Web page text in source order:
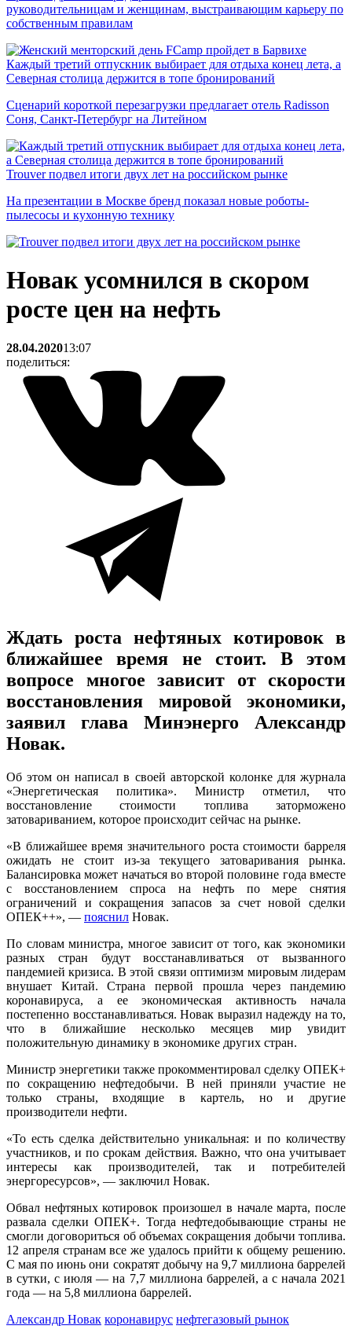
руководительницам и женщинам, выстраивающим карьеру по
собственным правилам
Каждый третий отпускник выбирает для отдыха конец лета, а
Северная столица держится в топе бронирований
Сценарий короткой перезагрузки предлагает отель Radisson
Соня, Санкт-Петербург на Литейном
Trouver подвел итоги двух лет на российском рынке
На презентации в Москве бренд показал новые роботы-
пылесосы и кухонную технику
Новак усомнился в скором
росте цен на нефть
28.04.202013:07
поделиться:
Ждать роста нефтяных котировок в
ближайшее время не стоит. В этом
вопросе многое зависит от скорости
восстановления мировой экономики,
заявил глава Минэнерго Александр
Новак.
Об этом он написал в своей авторской колонке для журнала
«Энергетическая политика». Министр отметил, что
восстановление стоимости топлива заторможено
затовариванием, которое происходит сейчас на рынке.
«В ближайшее время значительного роста стоимости барреля
ожидать не стоит из-за текущего затоваривания рынка.
Балансировка может начаться во второй половине года вместе
с восстановлением спроса на нефть по мере снятия
ограничений и сокращения запасов за счет новой сделки
ОПЕК++», — пояснил Новак.
По словам министра, многое зависит от того, как экономики
разных стран будут восстанавливаться от вызванного
пандемией кризиса. В этой связи оптимизм мировым лидерам
внушает Китай. Страна первой прошла через пандемию
коронавируса, а ее экономическая активность начала
постепенно восстанавливаться. Новак выразил надежду на то,
что в ближайшие несколько месяцев мир увидит
положительную динамику в экономике других стран.
Министр энергетики также прокомментировал сделку ОПЕК+
по сокращению нефтедобычи. В ней приняли участие не
только страны, входящие в картель, но и другие
производители нефти.
«То есть сделка действительно уникальная: и по количеству
участников, и по срокам действия. Важно, что она учитывает
интересы как производителей, так и потребителей
энергоресурсов», — заключил Новак.
Обвал нефтяных котировок произошел в начале марта, после
развала сделки ОПЕК+. Тогда нефтедобывающие страны не
смогли договориться об объемах сокращения добычи топлива.
12 апреля странам все же удалось прийти к общему решению.
С мая по июнь они сократят добычу на 9,7 миллиона баррелей
в сутки, с июля — на 7,7 миллиона баррелей, а с начала 2021
года — на 5,8 миллиона баррелей.
Александр Новак коронавирус нефтегазовый рынок